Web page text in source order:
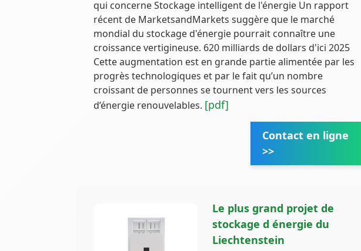
qui concerne Stockage intelligent de l'énergie Un rapport
récent de MarketsandMarkets suggère que le marché
mondial du stockage d'énergie pourrait connaître une
croissance vertigineuse. 620 milliards de dollars d'ici 2025
Cette augmentation est en grande partie alimentée par les
progrès technologiques et par le fait qu’un nombre
croissant de personnes se tournent vers les sources
d’énergie renouvelables. [pdf]
Contact en ligne
>>
Le plus grand projet de
stockage d énergie du
Liechtenstein